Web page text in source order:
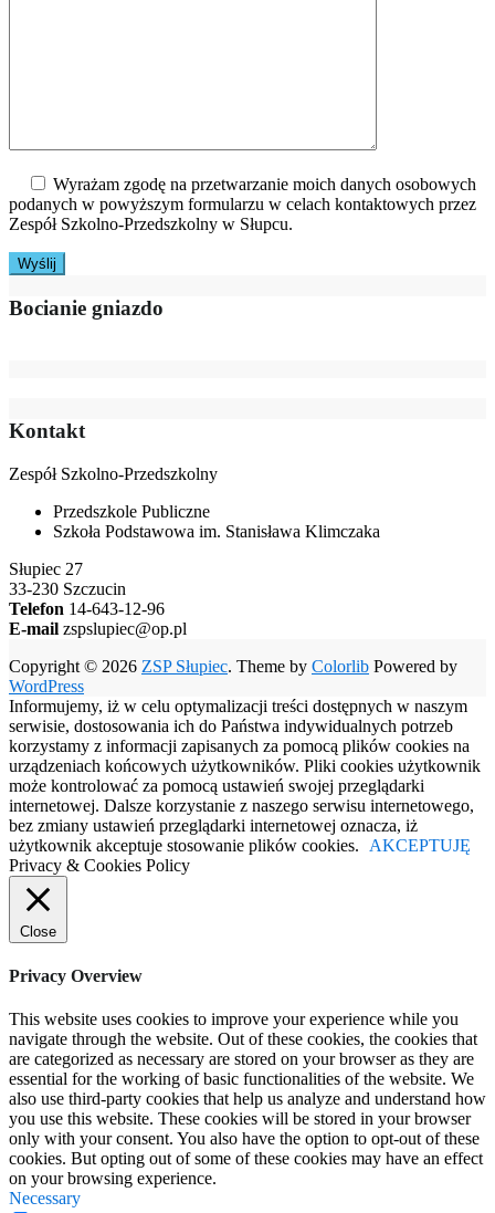
Wyrażam zgodę na przetwarzanie moich danych osobowych
podanych w powyższym formularzu w celach kontaktowych przez
Zespół Szkolno-Przedszkolny w Słupcu.
Bocianie gniazdo
Kontakt
Zespół Szkolno-Przedszkolny
Przedszkole Publiczne
Szkoła Podstawowa im. Stanisława Klimczaka
Słupiec 27
33-230 Szczucin
Telefon 14-643-12-96
E-mail zspslupiec@op.pl
Copyright © 2026 ZSP Słupiec. Theme by Colorlib Powered by
WordPress
Informujemy, iż w celu optymalizacji treści dostępnych w naszym
serwisie, dostosowania ich do Państwa indywidualnych potrzeb
korzystamy z informacji zapisanych za pomocą plików cookies na
urządzeniach końcowych użytkowników. Pliki cookies użytkownik
może kontrolować za pomocą ustawień swojej przeglądarki
internetowej. Dalsze korzystanie z naszego serwisu internetowego,
bez zmiany ustawień przeglądarki internetowej oznacza, iż
użytkownik akceptuje stosowanie plików cookies.
AKCEPTUJĘ
Privacy & Cookies Policy
Close
Privacy Overview
This website uses cookies to improve your experience while you
navigate through the website. Out of these cookies, the cookies that
are categorized as necessary are stored on your browser as they are
essential for the working of basic functionalities of the website. We
also use third-party cookies that help us analyze and understand how
you use this website. These cookies will be stored in your browser
only with your consent. You also have the option to opt-out of these
cookies. But opting out of some of these cookies may have an effect
on your browsing experience.
Necessary